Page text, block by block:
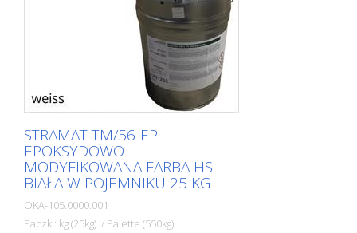
STRAMAT TM/56-EP
EPOKSYDOWO-
MODYFIKOWANA FARBA HS
BIAŁA W POJEMNIKU 25 KG
OKA-105.0000.001
Paczki: kg (25kg) / Palette (550kg)